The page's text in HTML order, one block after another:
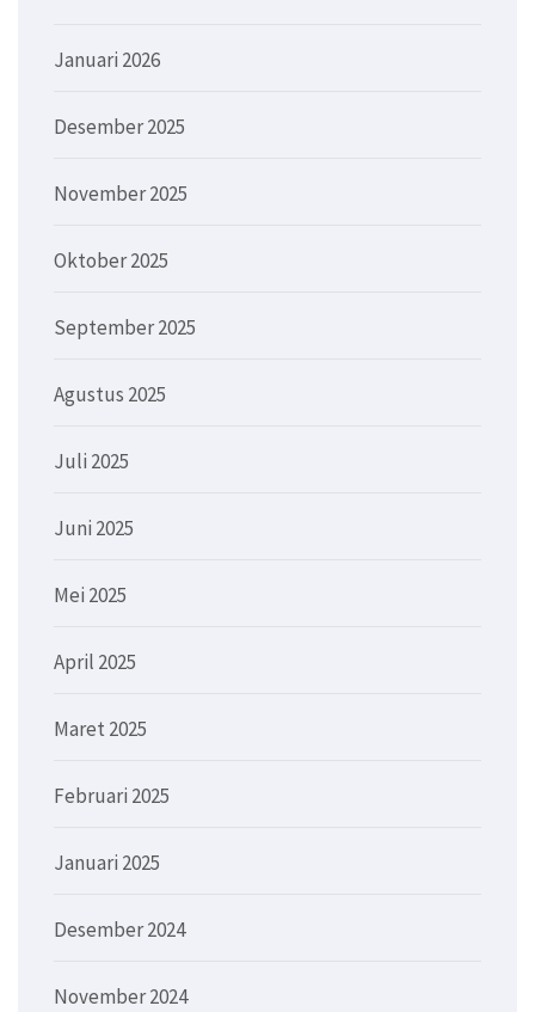
Januari 2026
Desember 2025
November 2025
Oktober 2025
September 2025
Agustus 2025
Juli 2025
Juni 2025
Mei 2025
April 2025
Maret 2025
Februari 2025
Januari 2025
Desember 2024
November 2024